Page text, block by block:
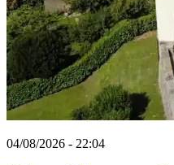
04/08/2026 - 22:04